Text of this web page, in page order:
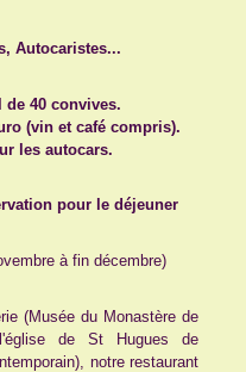
Autocaristes...
de 40 convives.
(vin et café compris).
les autocars.
pour le déjeuner
à fin décembre)
(Musée du Monastère de
de St Hugues de
notre restaurant